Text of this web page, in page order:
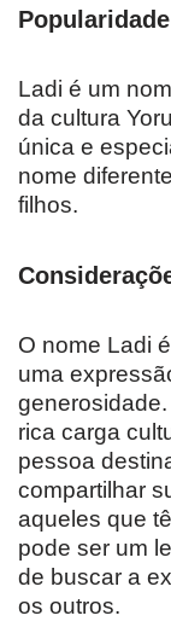
Ladi é um
da cultura
única e
nome
filhos.
O nome Ladi
uma
rica carga
pessoa
compartilhar
aqueles que
pode ser um
de buscar a
os outros.